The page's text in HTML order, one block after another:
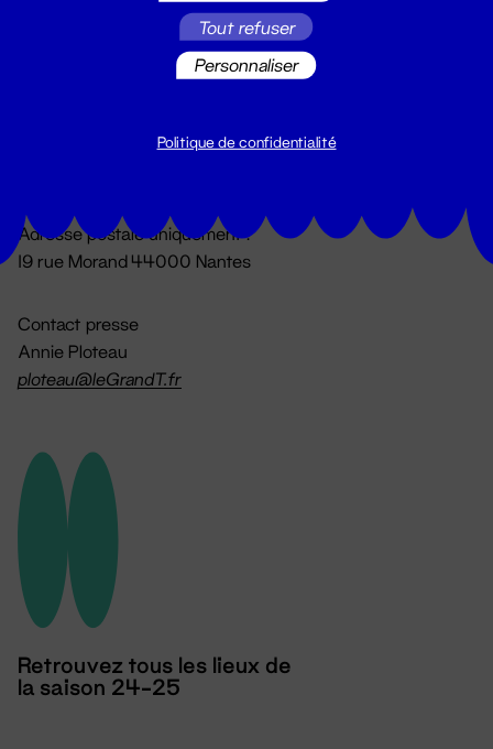
Du lundi au vendredi 14h → 18h
Adresse postale uniquement :
19 rue Morand 44000 Nantes
Contact presse
Annie Ploteau
ploteau@leGrandT.fr
Retrouvez tous les lieux de
la saison 24-25
Tout refuser
Personnaliser
Politique de confidentialité